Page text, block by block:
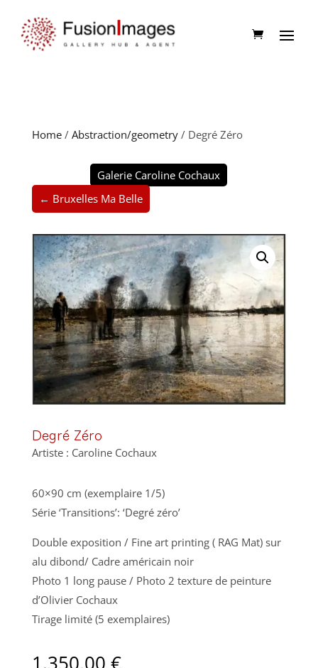
Home/ Abstraction/geometry/ Degré Zéro
Galerie Caroline Cochaux
← Bruxelles Ma Belle
Degré Zéro
Artiste : Caroline Cochaux
60×90 cm (exemplaire 1/5)
Série ‘Transitions’: ‘Degré zéro’
Double exposition / Fine art printing ( RAG Mat) sur
alu dibond/ Cadre américain noir
Photo 1 long pause / Photo 2 texture de peinture
d’Olivier Cochaux
Tirage limité (5 exemplaires)